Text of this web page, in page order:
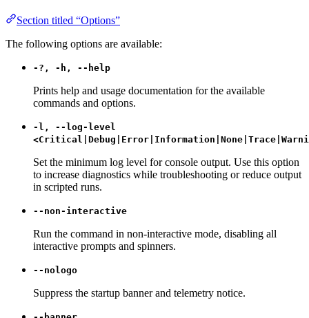
Section titled “Options”
The following options are available:
-?, -h, --help
Prints help and usage documentation for the available
commands and options.
-l, --log-level
Set the minimum log level for console output. Use this option
to increase diagnostics while troubleshooting or reduce output
in scripted runs.
--non-interactive
Run the command in non-interactive mode, disabling all
interactive prompts and spinners.
--nologo
Suppress the startup banner and telemetry notice.